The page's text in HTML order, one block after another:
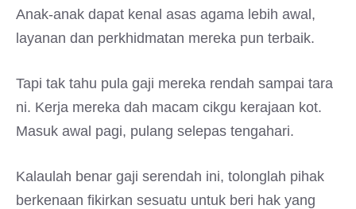
Anak-anak dapat kenal asas agama lebih awal,
layanan dan perkhidmatan mereka pun terbaik.
Tapi tak tahu pula gaji mereka rendah sampai tara
ni. Kerja mereka dah macam cikgu kerajaan kot.
Masuk awal pagi, pulang selepas tengahari.
Kalaulah benar gaji serendah ini, tolonglah pihak
berkenaan fikirkan sesuatu untuk beri hak yang